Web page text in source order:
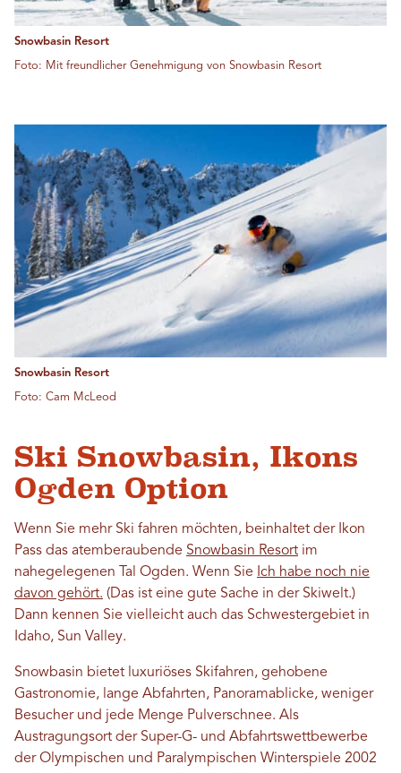
Snowbasin Resort
Foto: Mit freundlicher Genehmigung von Snowbasin Resort
Snowbasin Resort
Foto: Cam McLeod
Ski Snowbasin, Ikons
Ogden Option
Wenn Sie mehr Ski fahren möchten, beinhaltet der Ikon
Pass das atemberaubende Snowbasin Resort im
nahegelegenen Tal Ogden. Wenn Sie Ich habe noch nie
davon gehört. (Das ist eine gute Sache in der Skiwelt.)
Dann kennen Sie vielleicht auch das Schwestergebiet in
Idaho, Sun Valley.
Snowbasin bietet luxuriöses Skifahren, gehobene
Gastronomie, lange Abfahrten, Panoramablicke, weniger
Besucher und jede Menge Pulverschnee. Als
Austragungsort der Super-G- und Abfahrtswettbewerbe
der Olympischen und Paralympischen Winterspiele 2002